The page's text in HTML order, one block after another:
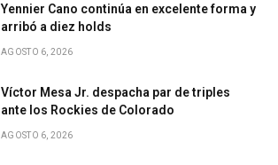
Yennier Cano continúa en excelente forma y
arribó a diez holds
AGOSTO 6, 2026
Víctor Mesa Jr. despacha par de triples
ante los Rockies de Colorado
AGOSTO 6, 2026